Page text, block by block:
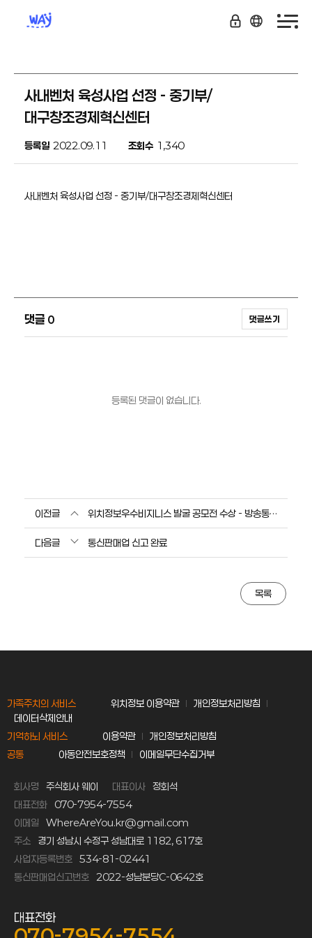
사내벤처 육성사업 선정 - 중기부/
대구창조경제혁신센터
등록일 2022.09.11 조회수 1,340
사내벤처 육성사업 선정 - 중기부/대구창조경제혁신센터
댓글 0 댓글쓰기
등록된 댓글이 없습니다.
이전글 위치정보우수비지니스 발굴 공모전 수상 - 방송통신위원회
다음글 통신판매업 신고 완료
목록
가족주치의 서비스 위치정보 이용약관
개인정보처리방침
데이터삭제안내
기억하뇌 서비스
이용약관
개인정보처리방침
공통
아동안전보호정책 이메일무단수집거부
회사명 주식회사 웨이 대표이사 정회석
대표전화
070-7954-7554
이메일
WhereAreYou.kr@gmail.com
주소
경기 성남시 수정구 성남대로 1182, 617호
사업자등록번호 534-81-02441
통신판매업신고번호 2022-성남분당C-0642호
대표전화